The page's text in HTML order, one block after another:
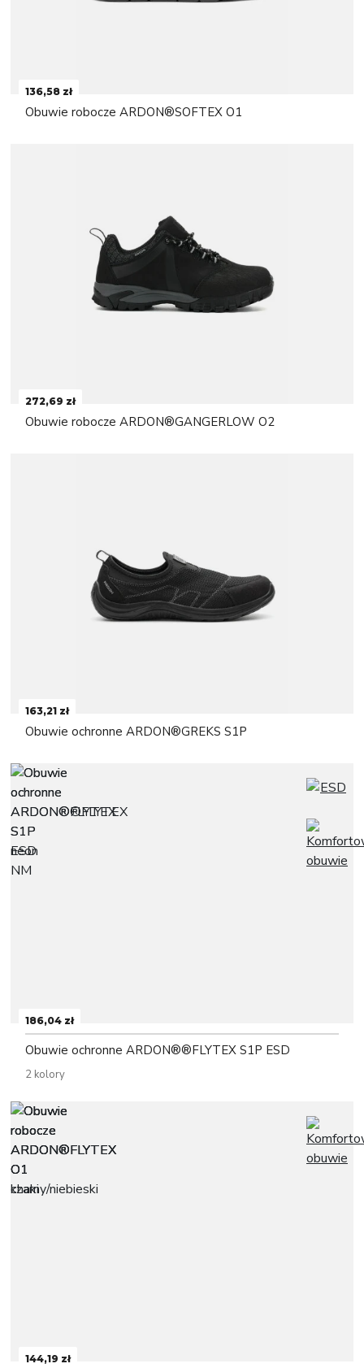
136,58 zł
Obuwie robocze ARDON®SOFTEX O1
272,69 zł
Obuwie robocze ARDON®GANGERLOW O2
163,21 zł
Obuwie ochronne ARDON®GREKS S1P
186,04 zł
Obuwie ochronne ARDON®®FLYTEX S1P ESD
2 kolory
144,19 zł